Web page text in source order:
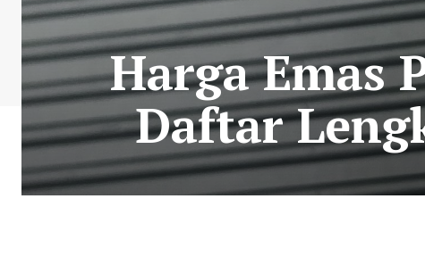
Harga Emas
Daftar